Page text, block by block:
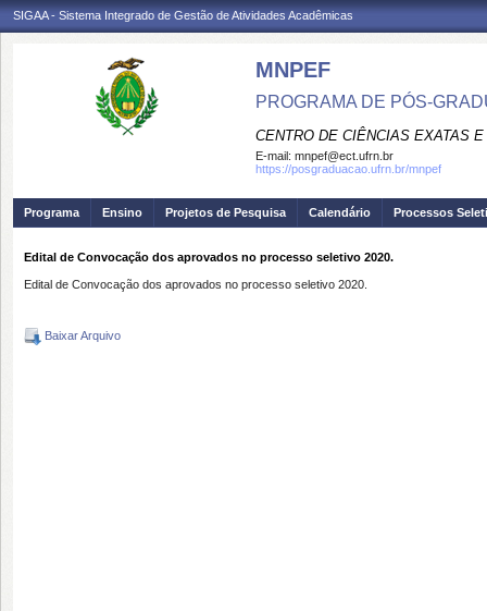
SIGAA - Sistema Integrado de Gestão de Atividades Acadêmicas
MNPEF
PROGRAMA DE PÓS-
CENTRO DE CIÊNCIAS EXATAS
E-mail: mnpef@ect.ufrn.br
https://posgraduacao.ufrn.br/mnpef
Programa Ensino Projetos de Pesquisa Calendário Processos
Edital de Convocação dos aprovados no processo seletivo 2020.
Edital de Convocação dos aprovados no processo seletivo 2020.
Baixar Arquivo